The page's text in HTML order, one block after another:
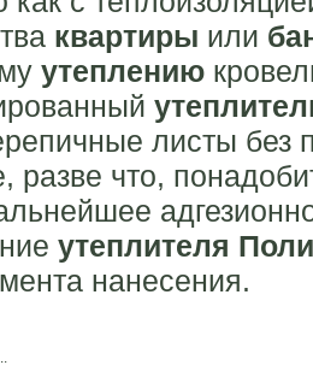
квартиры или
утеплению
листы без
разве что,
утеплителя
нанесения.